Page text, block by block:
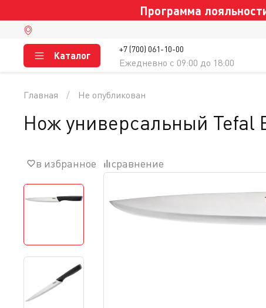
Программа
+7 (700) 061-10-00
Ежедневно c 09:00 до 18:00
Каталог
Главная Не опубликован
Нож универсальный Tefal
в избранное сравнение